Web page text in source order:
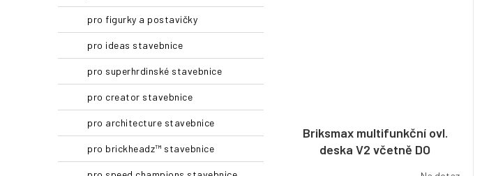
pro figurky a postavičky
pro ideas stavebnice
pro superhrdinské stavebnice
pro creator stavebnice
pro architecture stavebnice
pro brickheadz™ stavebnice
Briksmax multifunkční ovl.
deska V2 včetně DO